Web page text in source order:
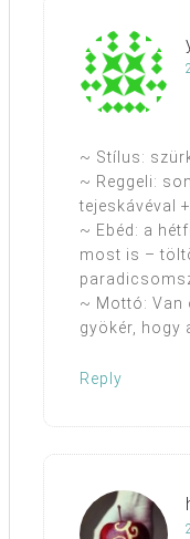
~ Stílus:
~ Reggeli:
tejeskávéval
~ Ebéd: a
most is –
~ Mottó: Van
gyökér, hogy
Reply